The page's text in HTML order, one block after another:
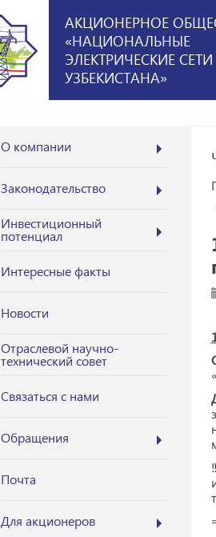
АКЦИОНЕРНОЕ
«НАЦИОНАЛЬНЫЕ
ЭЛЕКТРИЧЕСКИЕ СЕТИ
УЗБЕКИСТАНА»
О компании
Законодательство
Инвестиционный
потенциал
Интересные факты
Новости
Отраслевой научно-
технический совет
Связаться с нами
Обращения
Почта
Для акционеров